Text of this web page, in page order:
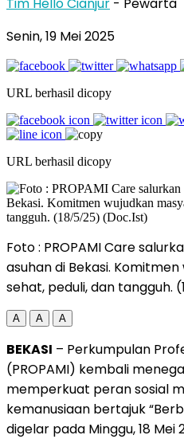
Senin, 19 Mei 2025
URL berhasil dicopy
URL berhasil dicopy
Foto : PROPAMI Care
asuhan di Bekasi.
sehat, peduli, dan tangguh.
A A A
BEKASI – Perkumpulan
(PROPAMI) kembali
memperkuat peran sosial
kemanusiaan bertajuk
digelar pada Minggu, 18 Mei